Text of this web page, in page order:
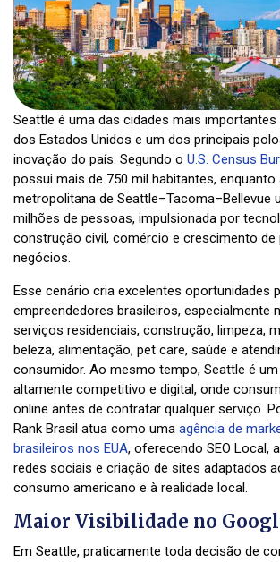
Seattle é uma das cidades mais
dos Estados Unidos e um dos principais
inovação do país. Segundo o U.S. Census
possui mais de 750 mil habitantes, enquanto
metropolitana de Seattle–Tacoma–Bellevue
milhões de pessoas, impulsionada por
construção civil, comércio e crescimento de
negócios.
Esse cenário cria excelentes oportunidades
empreendedores brasileiros, especialmente
serviços residenciais, construção, limpeza,
beleza, alimentação, pet care, saúde e
consumidor. Ao mesmo tempo, Seattle é
altamente competitivo e digital, onde
online antes de contratar qualquer serviço.
Rank Brasil atua como uma agência de
brasileiros nos EUA, oferecendo SEO Local,
redes sociais e criação de sites adaptados
consumo americano e à realidade local.
Maior Visibilidade no
Em Seattle, praticamente toda decisão de